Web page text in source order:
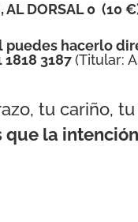
DORSAL 0 (10
puedes hacerlo
1818 3187(Titular:
tu cariño,
la